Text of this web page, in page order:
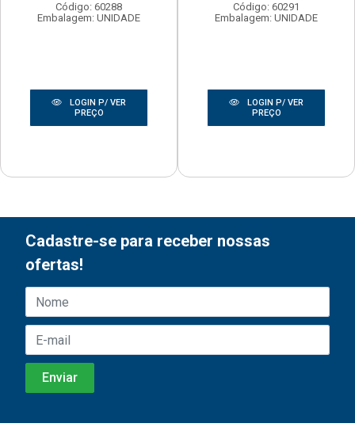
Código: 60288
Embalagem: UNIDADE
LOGIN P/ VER
PREÇO
Código: 60291
Embalagem: UNIDADE
LOGIN P/ VER
PREÇO
Cadastre-se para receber nossas
ofertas!